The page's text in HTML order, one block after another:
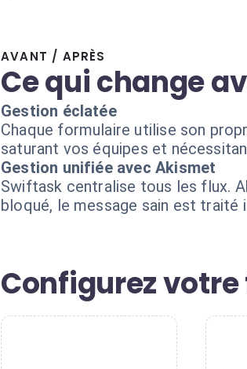
AVANT / APRÈS
Ce qui change
Gestion éclatée
Chaque formulaire utilise son
saturant vos équipes et
Gestion unifiée avec Akismet
Swiftask centralise tous les flux.
bloqué, le message sain est traité
Configurez